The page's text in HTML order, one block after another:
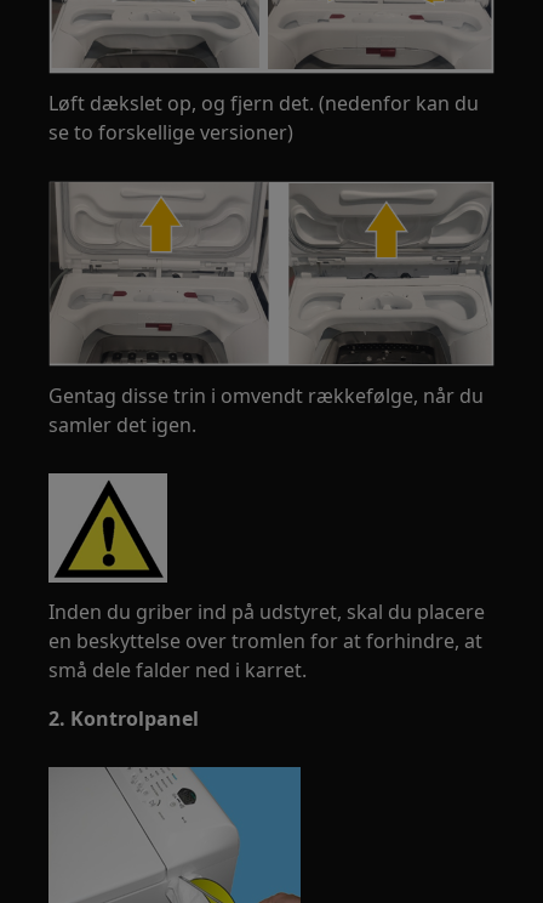
Løft dækslet op, og fjern det. (nedenfor kan du
se to forskellige versioner)
Gentag disse trin i omvendt rækkefølge, når du
samler det igen.
Inden du griber ind på udstyret, skal du placere
en beskyttelse over tromlen for at forhindre, at
små dele falder ned i karret.
2. Kontrolpanel